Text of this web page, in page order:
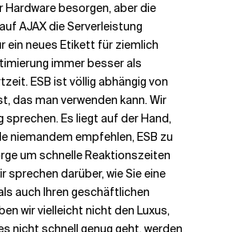
besorgen, aber die
AJAX die Serverleistung
ein neues Etikett für ziemlich
immer besser als
ESB ist völlig abhängig von
das man verwenden kann. Wir
Es liegt auf der Hand,
niemandem empfehlen, ESB zu
um schnelle Reaktionszeiten
sprechen darüber, wie Sie eine
auch Ihren geschäftlichen
wir vielleicht nicht den Luxus,
nicht schnell genug geht, werden